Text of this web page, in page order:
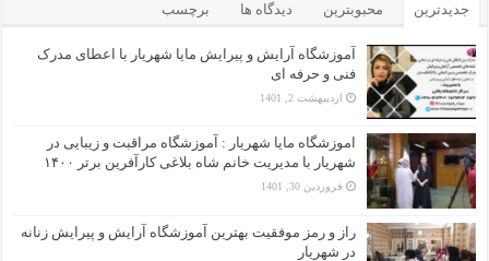
جدیدترین محبوبترین دیدگاه ها برچسب
آموزشگاه آرایش و پیرایش مایا شهریار با اعطای مدرک
فنی و حرفه ای
اردیبهشت 2, 1401
اموزشگاه مایا شهریار : آموزشگاه مراقبت و زیبایی در
شهریار با مدیریت خانم شاه بلاغی کارآفرین برتر ۱۴۰۰
فروردین 30, 1401
راز و رمز موفقیت بهترین آموزشگاه آرایش و پیرایش زنانه
در شهریار